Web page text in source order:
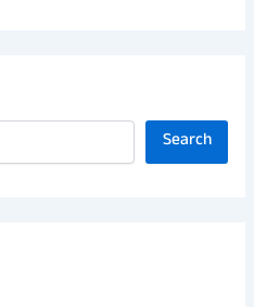
Search